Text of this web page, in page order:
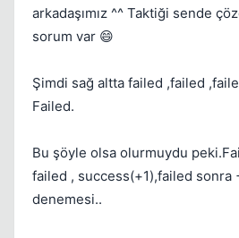
arkadaşımız ^^ Taktiği sende
sorum var 😄
Şimdi sağ altta failed ,failed
Failed.
Bu şöyle olsa olurmuydu
failed , success(+1),failed sonra
denemesi..